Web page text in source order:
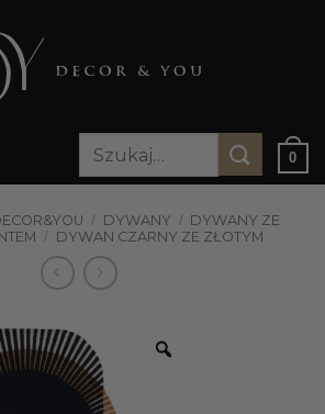
Szukaj:
0
/ DYWANY / DYWANY ZE
/ DYWAN CZARNY ZE ZŁOTYM